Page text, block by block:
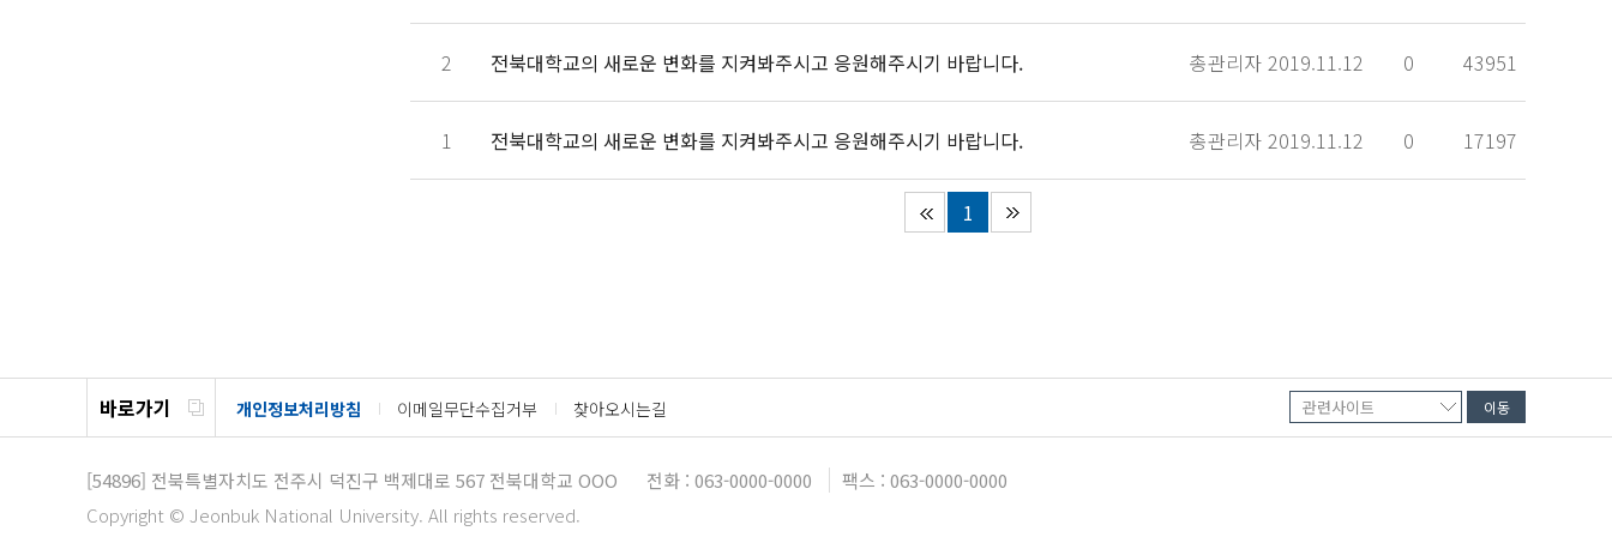
2 전북대학교의 새로운 변화를 지켜봐주시고 응원해주시기 바랍니다. 총관리자 2019.11.12 0 43951
1 전북대학교의 새로운 변화를 지켜봐주시고 응원해주시기 바랍니다. 총관리자 2019.11.12 0 17197
1
바로가기 개인정보처리방침 이메일무단수집거부 찾아오시는길
[54896] 전북특별자치도 전주시 덕진구 백제대로 567 전북대학교 OOO 전화 : 063-0000-0000
팩스 : 063-0000-0000
Copyright © Jeonbuk National University. All rights reserved.